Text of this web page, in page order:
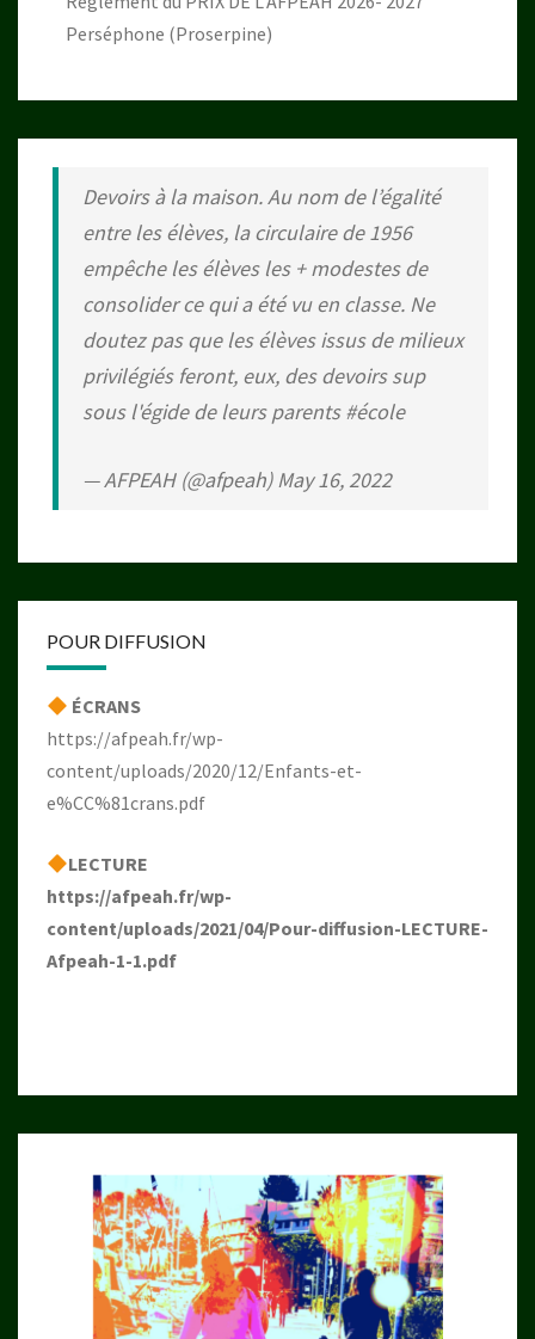
Perséphone (Proserpine)
Devoirs à la maison. Au nom de l’égalité
entre les élèves, la circulaire de 1956
empêche les élèves les + modestes de
consolider ce qui a été vu en classe. Ne
doutez pas que les élèves issus de milieux
privilégiés feront, eux, des devoirs sup
sous l'égide de leurs parents#école
— AFPEAH (@afpeah)May 16, 2022
POUR DIFFUSION
ÉCRANS
https://afpeah.fr/wp-
content/uploads/2020/12/Enfants-et-
e%CC%81crans.pdf
LECTURE
https://afpeah.fr/wp-
content/uploads/2021/04/Pour-diffusion-LECTURE-
Afpeah-1-1.pdf